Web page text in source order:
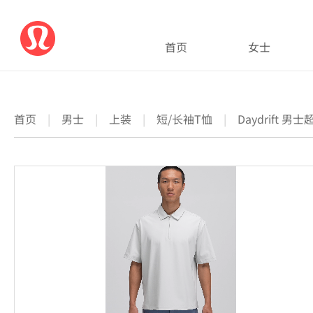
首页 女士
首页 | 男士 | 上装 | 短/长袖T恤 | Daydrift 男士